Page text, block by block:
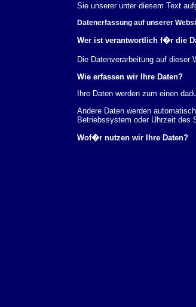
Sie unserer unter diesem Text
Datenerfassung auf unserer
Wer ist verantwortlich f�r die
Die Datenverarbeitung auf dieser
Wie erfassen wir Ihre Daten?
Ihre Daten werden zum einen
Andere Daten werden
Betriebssystem oder Uhrzeit des
Wof�r nutzen wir Ihre Daten?